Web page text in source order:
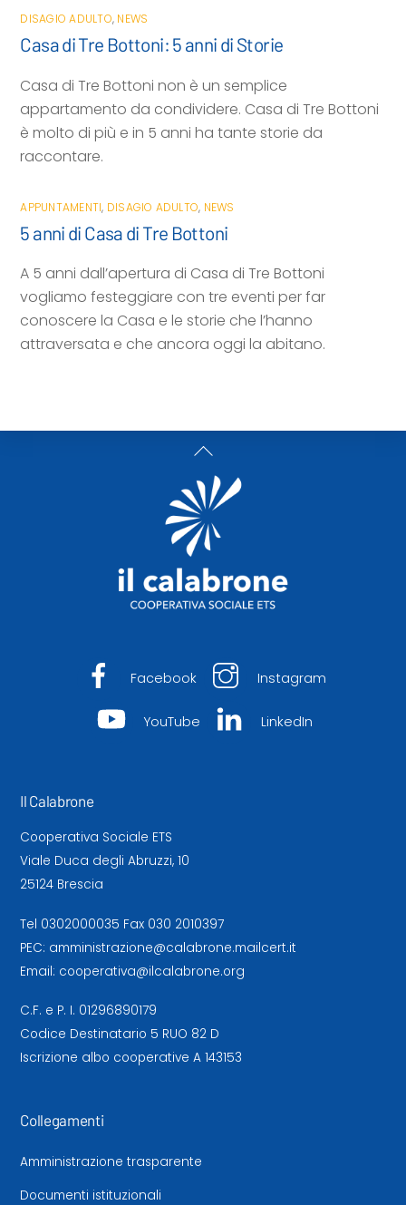
DISAGIO ADULTO, NEWS
Casa di Tre Bottoni: 5 anni di Storie
Casa di Tre Bottoni non è un semplice
appartamento da condividere. Casa di Tre Bottoni
è molto di più e in 5 anni ha tante storie da
raccontare.
APPUNTAMENTI, DISAGIO ADULTO, NEWS
5 anni di Casa di Tre Bottoni
A 5 anni dall’apertura di Casa di Tre Bottoni
vogliamo festeggiare con tre eventi per far
conoscere la Casa e le storie che l’hanno
attraversata e che ancora oggi la abitano.
Back
To
Top
Facebook Instagram
YouTube LinkedIn
Il Calabrone
Cooperativa Sociale ETS
Viale Duca degli Abruzzi, 10
25124 Brescia
Tel 0302000035 Fax 030 2010397
PEC: amministrazione@calabrone.mailcert.it
Email: cooperativa@ilcalabrone.org
C.F. e P. I. 01296890179
Codice Destinatario 5 RUO 82 D
Iscrizione albo cooperative A 143153
Collegamenti
Amministrazione trasparente
Documenti istituzionali